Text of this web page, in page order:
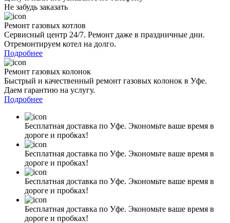
Не забудь заказать
Ремонт газовых котлов
Сервисный центр 24/7. Ремонт даже в праздничные дни.
Отремонтируем котел на долго.
Подробнее
Ремонт газовых колонок
Быстрый и качественный ремонт газовых колонок в Уфе.
Даем гарантию на услугу.
Подробнее
Бесплатная доставка по Уфе. Экономьте ваше время в
дороге и пробках!
Бесплатная доставка по Уфе. Экономьте ваше время в
дороге и пробках!
Бесплатная доставка по Уфе. Экономьте ваше время в
дороге и пробках!
Бесплатная доставка по Уфе. Экономьте ваше время в
дороге и пробках!